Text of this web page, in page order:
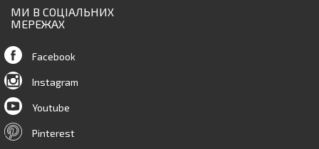
МИ В СОЦІАЛЬНИХ
МЕРЕЖАХ
Facebook
Instagram
Youtube
Pinterest